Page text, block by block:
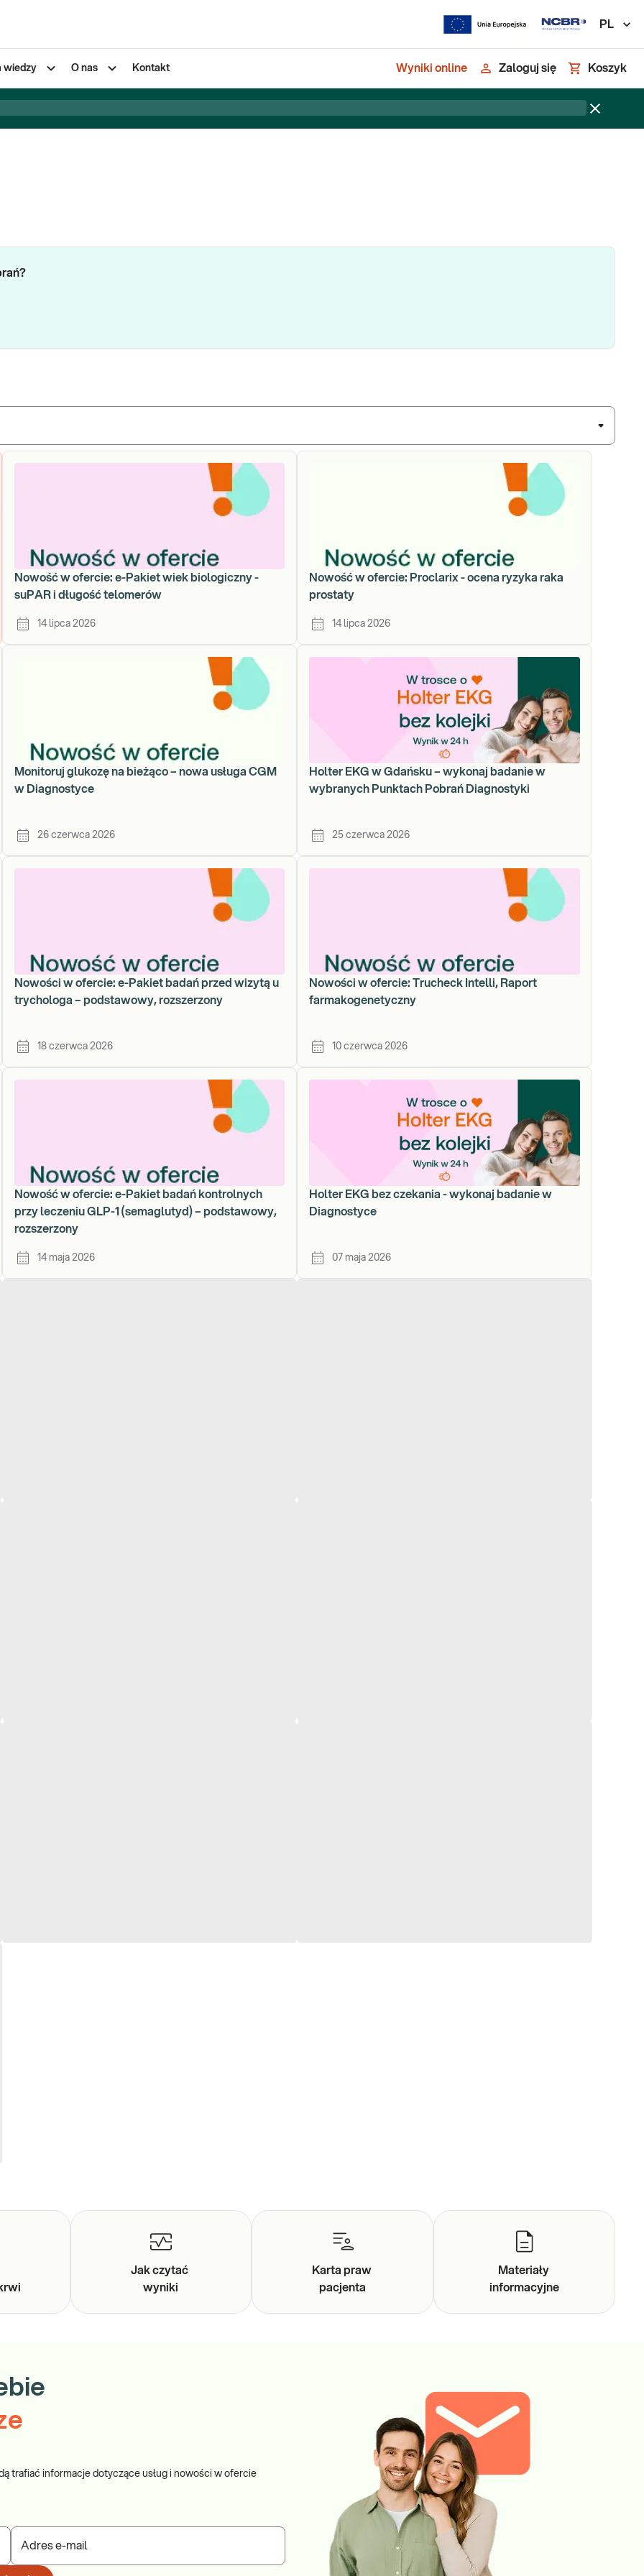
PL
wiedzy O nas Kontakt Wyniki online Zaloguj się Koszyk
Nowość w ofercie: e-Pakiet wiek biologiczny -
suPAR i długość telomerów
14 lipca 2026
Nowość w ofercie: Proclarix - ocena ryzyka raka
prostaty
14 lipca 2026
Monitoruj glukozę na bieżąco – nowa usługa CGM
w Diagnostyce
26 czerwca 2026
Holter EKG w Gdańsku – wykonaj badanie w
wybranych Punktach Pobrań Diagnostyki
25 czerwca 2026
Nowości w ofercie: e-Pakiet badań przed wizytą u
trychologa – podstawowy, rozszerzony
18 czerwca 2026
Nowości w ofercie: Trucheck Intelli, Raport
farmakogenetyczny
10 czerwca 2026
Nowość w ofercie: e-Pakiet badań kontrolnych
przy leczeniu GLP-1 (semaglutyd) – podstawowy,
rozszerzony
14 maja 2026
Holter EKG bez czekania - wykonaj badanie w
Diagnostyce
07 maja 2026
Jak czytać
wyniki
Karta praw
pacjenta
Materiały
informacyjne
trafiać informacje dotyczące usług i nowości w ofercie
Adres e-mail